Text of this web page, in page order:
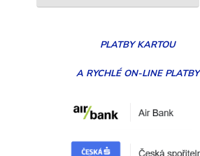
PLATBYKARTOU
A RYCHLÉ ON-LINE PLATBY